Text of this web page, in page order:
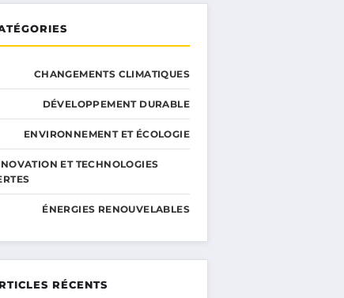
CHANGEMENTS CLIMATIQUES
DÉVELOPPEMENT DURABLE
ENVIRONNEMENT ET ÉCOLOGIE
ET TECHNOLOGIES
ÉNERGIES RENOUVELABLES
RÉCENTS